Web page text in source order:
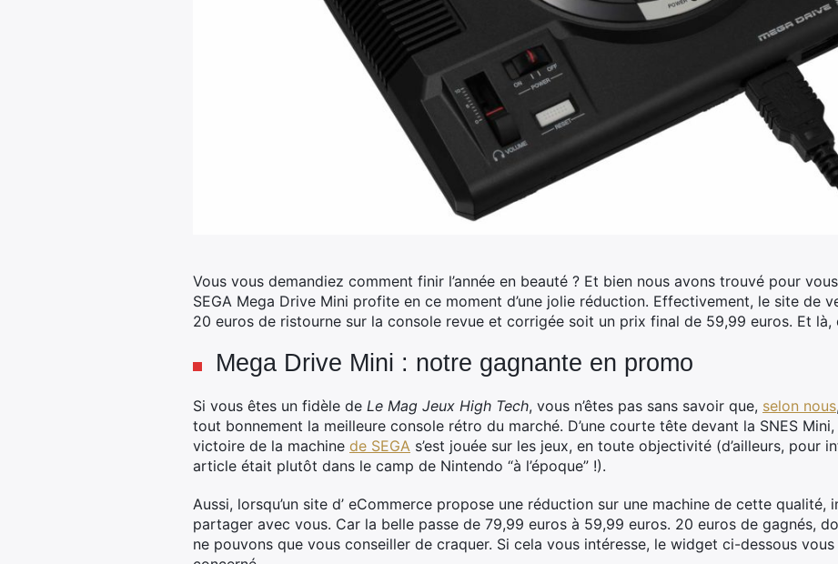
Vous vous demandiez comment finir l’année en beauté ? Et bien nous avons trouvé pour
SEGA Mega Drive Mini profite en ce moment d’une jolie réduction. Effectivement, le site de
20 euros de ristourne sur la console revue et corrigée soit un prix final de 59,99 euros. Et là,
Mega Drive Mini : notre gagnante en promo
Si vous êtes un fidèle de Le Mag Jeux High Tech, vous n’êtes pas sans savoir que, selon nous
tout bonnement la meilleure console rétro du marché. D’une courte tête devant la SNES Mini,
victoire de la machine de SEGA s’est jouée sur les jeux, en toute objectivité (d’ailleurs, pour
article était plutôt dans le camp de Nintendo “à l’époque” !).
Aussi, lorsqu’un site d’ eCommerce propose une réduction sur une machine de cette qualité,
partager avec vous. Car la belle passe de 79,99 euros à 59,99 euros. 20 euros de gagnés,
ne pouvons que vous conseiller de craquer. Si cela vous intéresse, le widget ci-dessous